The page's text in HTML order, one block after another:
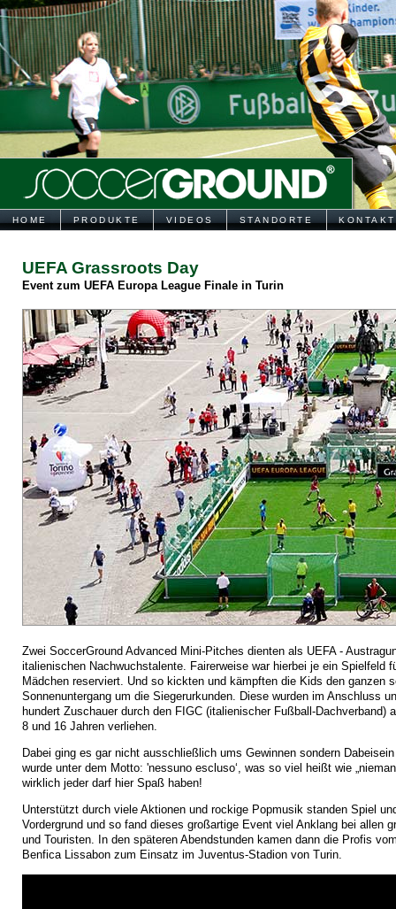
HOME PRODUKTE VIDEOS STANDORTE
UEFA Grassroots Day
Event zum UEFA Europa League Finale in Turin
Zwei SoccerGround Advanced Mini-Pitches dienten als UEFA -
italienischen Nachwuchstalente. Fairerweise war hierbei je ein Spielfeld
Mädchen reserviert. Und so kickten und kämpften die Kids den ganzen
Sonnenuntergang um die Siegerurkunden. Diese wurden im Anschluss
hundert Zuschauer durch den FIGC (italienischer Fußball-Dachverband)
8 und 16 Jahren verliehen.
Dabei ging es gar nicht ausschließlich ums Gewinnen sondern
wurde unter dem Motto: 'nessuno escluso‘, was so viel heißt wie
wirklich jeder darf hier Spaß haben!
Unterstützt durch viele Aktionen und rockige Popmusik standen Spiel
Vordergrund und so fand dieses großartige Event viel Anklang bei allen
und Touristen. In den späteren Abendstunden kamen dann die Profis
Benfica Lissabon zum Einsatz im Juventus-Stadion von Turin.